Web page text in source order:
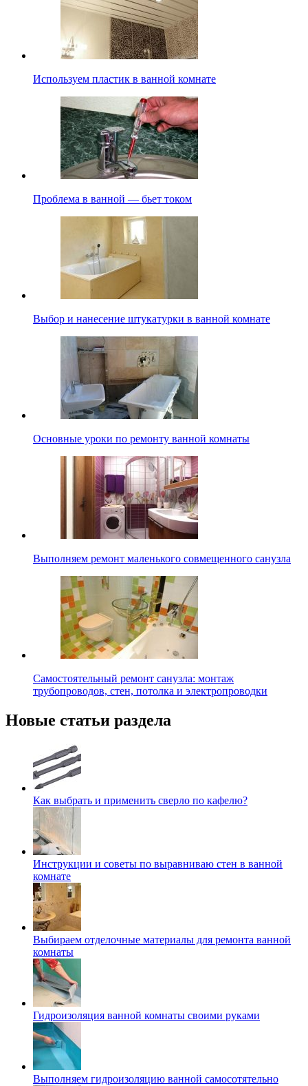
Используем пластик в ванной комнате
Проблема в ванной — бьет током
Выбор и нанесение штукатурки в ванной комнате
Основные уроки по ремонту ванной комнаты
Выполняем ремонт маленького совмещенного санузла
Самостоятельный ремонт санузла: монтаж
трубопроводов, стен, потолка и электропроводки
Новые статьи раздела
Как выбрать и применить сверло по кафелю?
Инструкции и советы по выравниваю стен в ванной
комнате
Выбираем отделочные материалы для ремонта ванной
комнаты
Гидроизоляция ванной комнаты своими руками
Выполняем гидроизоляцию ванной самосотятельно